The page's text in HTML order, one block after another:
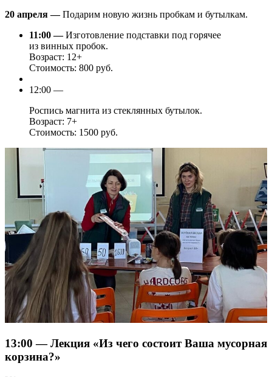
20 апреля —Подарим новую жизнь пробкам и бутылкам.
11:00 —Изготовление подставки под горячее
из винных пробок.
Возраст: 12+
Стоимость: 800 руб.
12:00 —
Роспись магнита из стеклянных бутылок.
Возраст: 7+
Стоимость: 1500 руб.
13:00 — Лекция «Из чего состоит Ваша мусорная
корзина?»